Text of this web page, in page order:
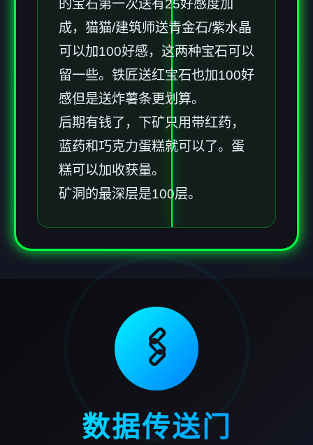
的宝石第一次送有25好感度加
成，猫猫/建筑师送青金石/紫水晶
可以加100好感，这两种宝石可以
留一些。铁匠送红宝石也加100好
感但是送炸薯条更划算。
后期有钱了，下矿只用带红药，
蓝药和巧克力蛋糕就可以了。蛋
糕可以加收获量。
矿洞的最深层是100层。
🖇️
数据传送门